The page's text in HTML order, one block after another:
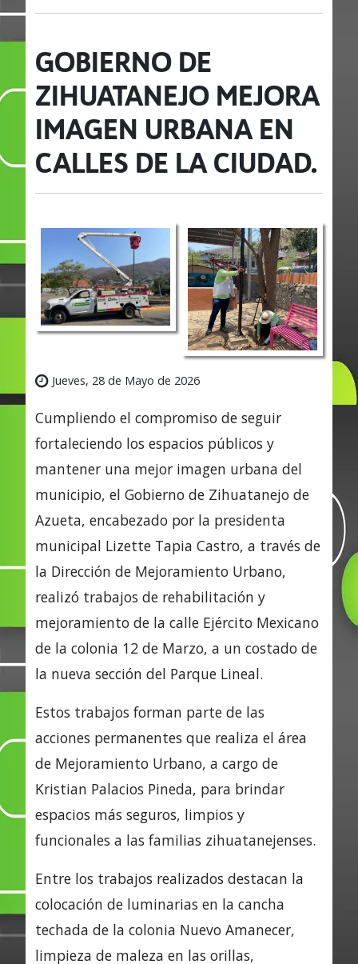
GOBIERNO DE
ZIHUATANEJO MEJORA
IMAGEN URBANA EN
CALLES DE LA CIUDAD.
Jueves, 28 de Mayo de 2026
Cumpliendo el compromiso de seguir
fortaleciendo los espacios públicos y
mantener una mejor imagen urbana del
municipio, el Gobierno de Zihuatanejo de
Azueta, encabezado por la presidenta
municipal Lizette Tapia Castro, a través de
la Dirección de Mejoramiento Urbano,
realizó trabajos de rehabilitación y
mejoramiento de la calle Ejército Mexicano
de la colonia 12 de Marzo, a un costado de
la nueva sección del Parque Lineal.
Estos trabajos forman parte de las
acciones permanentes que realiza el área
de Mejoramiento Urbano, a cargo de
Kristian Palacios Pineda, para brindar
espacios más seguros, limpios y
funcionales a las familias zihuatanejenses.
Entre los trabajos realizados destacan la
colocación de luminarias en la cancha
techada de la colonia Nuevo Amanecer,
limpieza de maleza en las orillas,